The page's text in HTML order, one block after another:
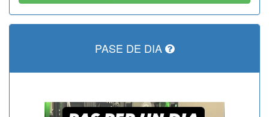
PASE DE DIA